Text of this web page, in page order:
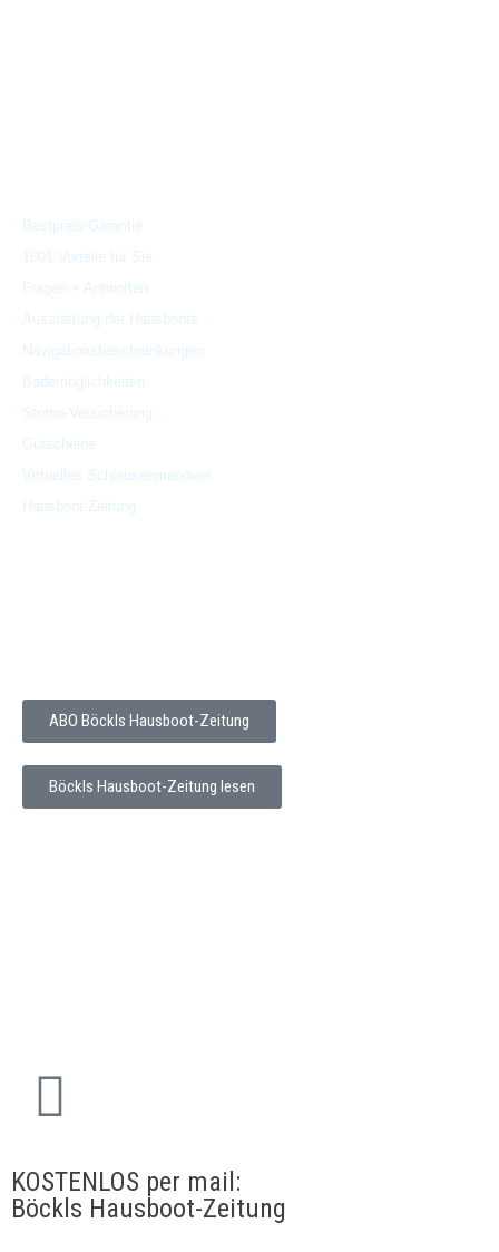
Bestpreis-Garantie
1001 Vorteile für Sie
Fragen + Antworten
Ausstattung der Hausboote
Navigationsbeschränkungen
Bademöglichkeiten
Storno-Versicherung
Gutscheine
Virtuelles Schleusenmanöver
Hausboot-Zeitung
ABO Böckls Hausboot-Zeitung
Böckls Hausboot-Zeitung lesen
KOSTENLOS per mail:
Böckls Hausboot-Zeitung